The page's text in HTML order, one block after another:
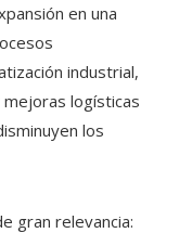
en una
industrial,
logísticas
los
gran relevancia: